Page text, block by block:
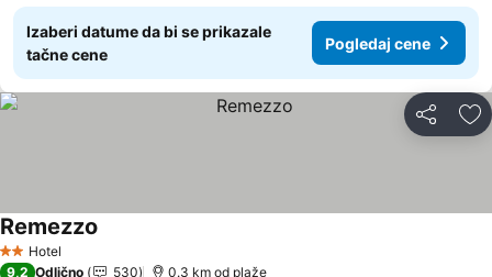
Izaberi datume da bi se prikazale
tačne cene
Pogledaj cene
Deli
2 Zvezdice
Hotel
Remezzo
9,2 Odlično 530 0.3 km od plaže